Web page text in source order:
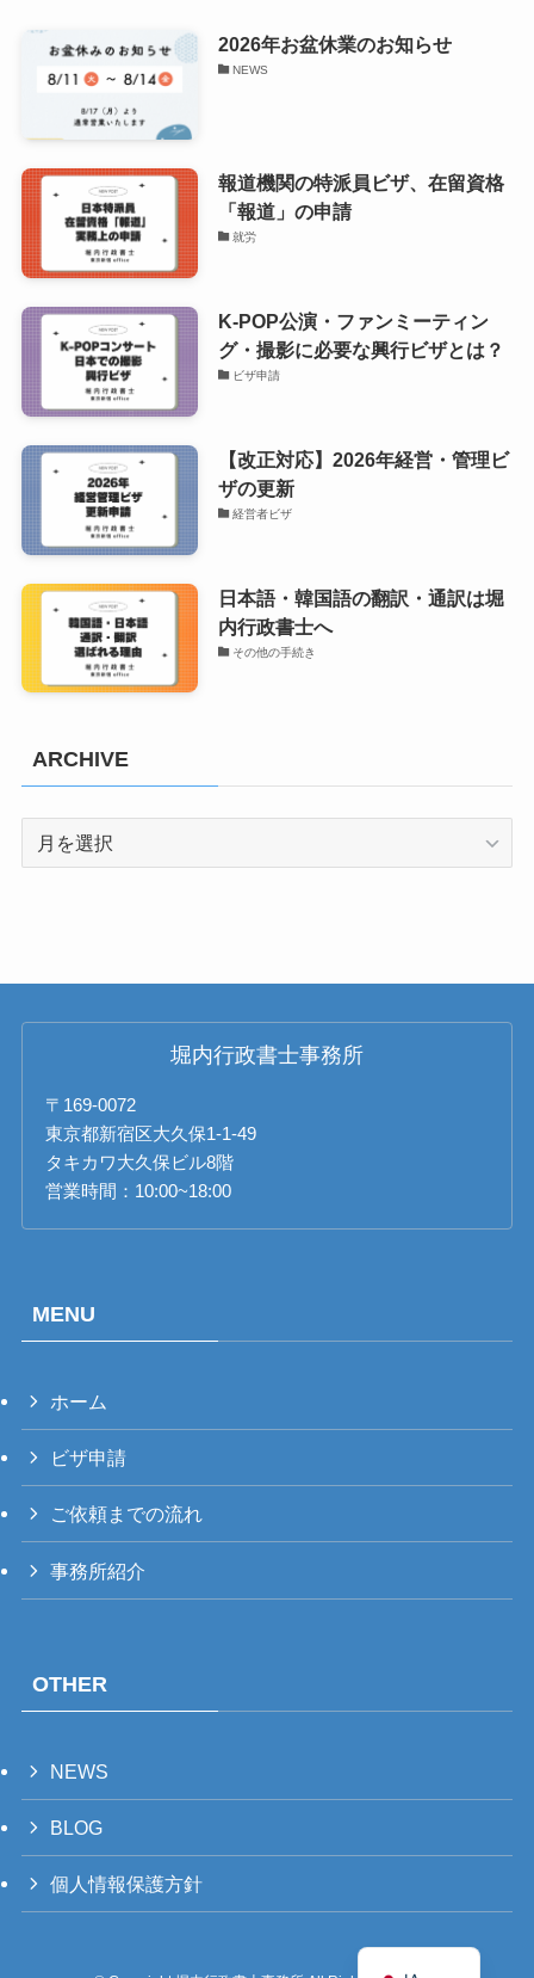
2026年お盆休業のお知らせ
NEWS
報道機関の特派員ビザ、在留資格
「報道」の申請
就労
K-POP公演・ファンミーティン
グ・撮影に必要な興行ビザとは？
ビザ申請
【改正対応】2026年経営・管理ビ
ザの更新
経営者ビザ
日本語・韓国語の翻訳・通訳は堀
内行政書士へ
その他の手続き
ARCHIVE
ARCHIVE
堀内行政書士事務所
〒169-0072
東京都新宿区大久保1-1-49
タキカワ大久保ビル8階
営業時間：10:00~18:00
MENU
ホーム
ビザ申請
ご依頼までの流れ
事務所紹介
OTHER
NEWS
BLOG
個人情報保護方針
ZH
TH
PT_BR